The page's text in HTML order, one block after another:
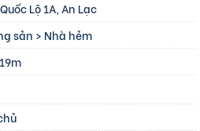
Lộ 1A, An Lạc
sản > Nhà hẻm